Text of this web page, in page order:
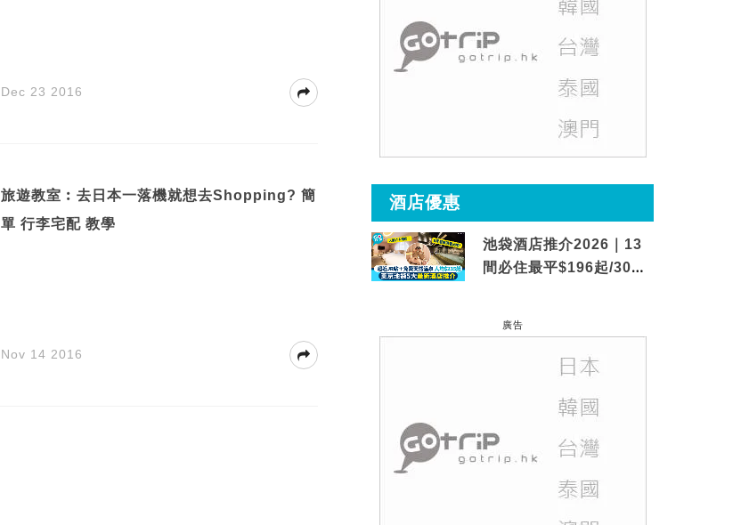
Dec 23 2016
旅遊教室︰去日本一落機就想去Shopping? 簡
單 行李宅配 教學
Nov 14 2016
酒店優惠
池袋酒店推介2026｜13
間必住最平$196起/30秒
廣告